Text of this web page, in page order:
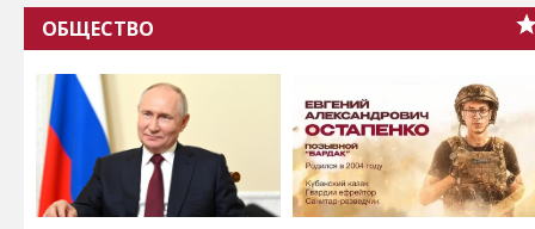
ОБЩЕСТВО